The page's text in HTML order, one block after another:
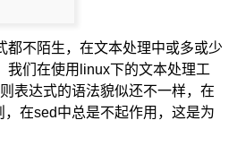
都不陌生，在文本处理中或多或少
我们在使用linux下的文本处理工
表达式的语法貌似还不一样，在
在sed中总是不起作用，这是为